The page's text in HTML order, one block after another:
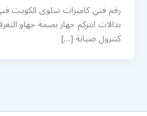
رقم فني كاميرات سلوى الكويت
بدالات انتركم جهاز بصمة جهاو
كنترول صيانة […]